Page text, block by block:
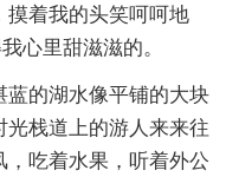
摸着我的头笑呵呵地
心里甜滋滋的。
的湖水像平铺的大块
栈道上的游人来来往
吃着水果，听着外公